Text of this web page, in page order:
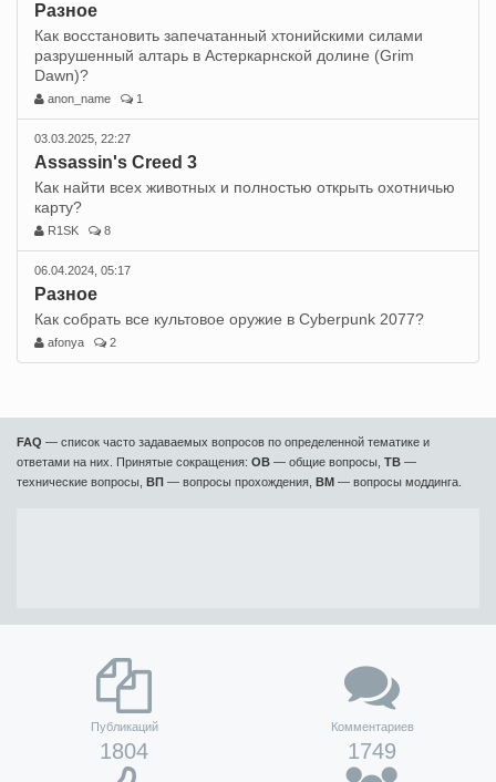
Разное
Как восстановить запечатанный хтонийскими силами
разрушенный алтарь в Астеркарнской долине (Grim
Dawn)?
anon_name 1
03.03.2025, 22:27
Assassin's Creed 3
Как найти всех животных и полностью открыть охотничью
карту?
R1SK 8
06.04.2024, 05:17
Разное
Как собрать все культовое оружие в Cyberpunk 2077?
afonya 2
FAQ — список часто задаваемых вопросов по определенной тематике и
ответами на них. Принятые сокращения: ОВ — общие вопросы, ТВ —
технические вопросы, ВП — вопросы прохождения, ВМ — вопросы моддинга.
Публикаций
1804
Комментариев
1749